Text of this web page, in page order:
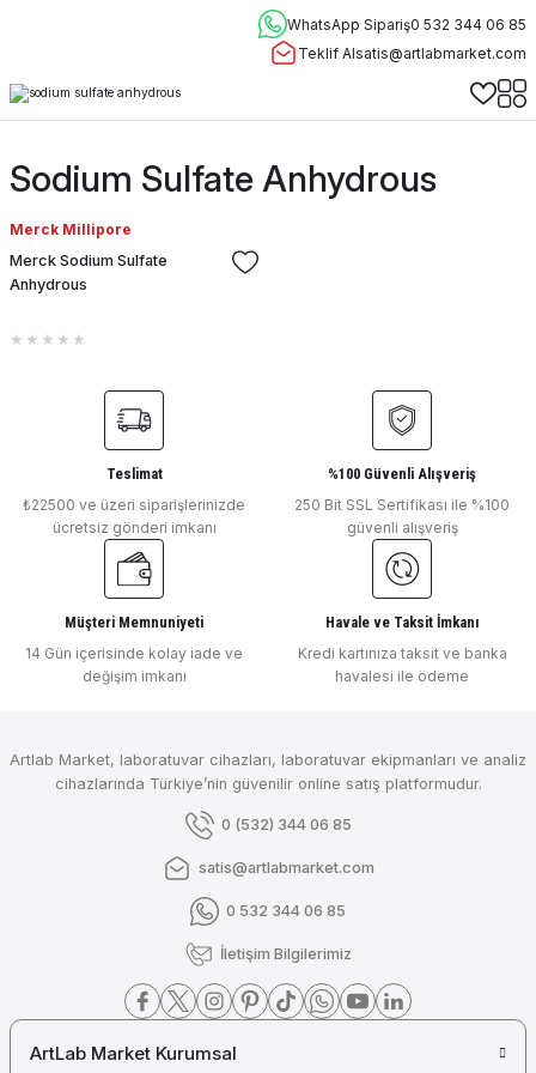
WhatsApp Sipariş0 532 344 06 85
Teklif Alsatis@artlabmarket.com
Sodium Sulfate Anhydrous
Merck Millipore
Merck Sodium Sulfate
Anhydrous
Teslimat
₺22500 ve üzeri siparişlerinizde
ücretsiz gönderi imkanı
%100 Güvenli Alışveriş
250 Bit SSL Sertifikası ile %100
güvenli alışveriş
Müşteri Memnuniyeti
14 Gün içerisinde kolay iade ve
değişim imkanı
Havale ve Taksit İmkanı
Kredi kartınıza taksit ve banka
havalesi ile ödeme
Artlab Market, laboratuvar cihazları, laboratuvar ekipmanları ve analiz
cihazlarında Türkiye’nin güvenilir online satış platformudur.
0 (532) 344 06 85
satis@artlabmarket.com
0 532 344 06 85
İletişim Bilgilerimiz
ArtLab Market Kurumsal